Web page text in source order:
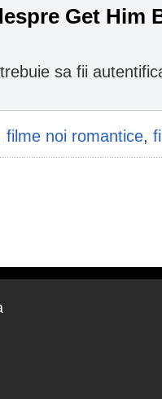
Get Him
sa fii
filme noi romantice,